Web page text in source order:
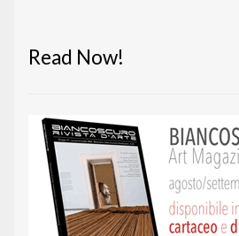
Read Now!